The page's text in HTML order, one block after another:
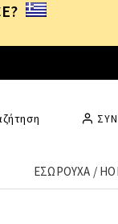
ΕΣΩΡΟΥΧΑ /
και ιδανική